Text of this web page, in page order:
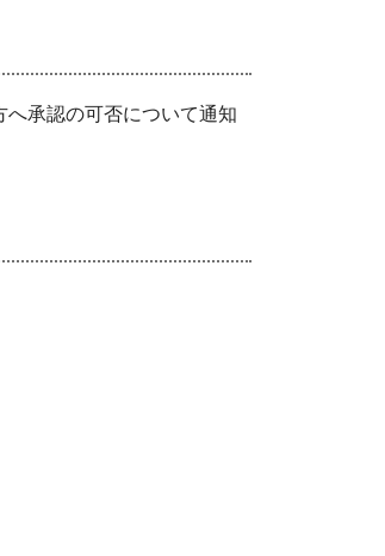
承認の可否について通知